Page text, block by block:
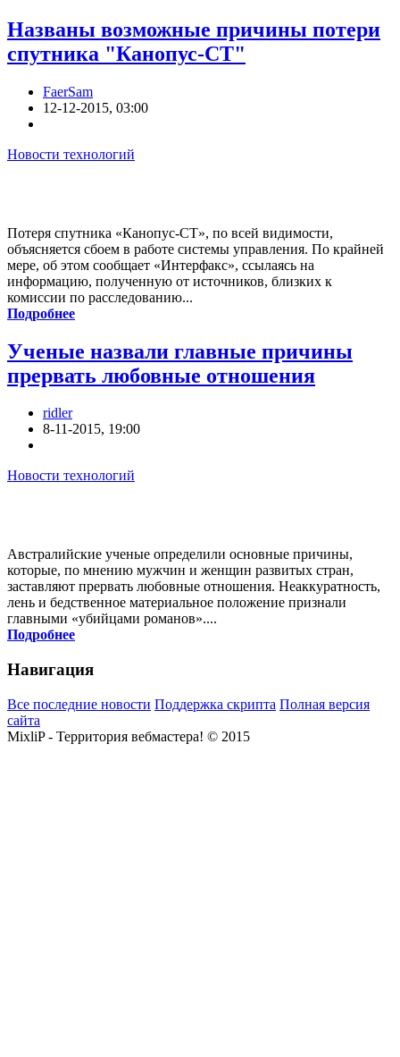
Названы возможные причины потери
спутника "Канопус-СТ"
FaerSam
12-12-2015, 03:00
Новости технологий
Потеря спутника «Канопус-СТ», по всей видимости,
объясняется сбоем в работе системы управления. По крайней
мере, об этом сообщает «Интерфакс», ссылаясь на
информацию, полученную от источников, близких к
комиссии по расследованию...
Подробнее
Ученые назвали главные причины
прервать любовные отношения
ridler
8-11-2015, 19:00
Новости технологий
Австралийские ученые определили основные причины,
которые, по мнению мужчин и женщин развитых стран,
заставляют прервать любовные отношения. Неаккуратность,
лень и бедственное материальное положение признали
главными «убийцами романов»....
Подробнее
Навигация
Все последние новости Поддержка скрипта Полная версия
сайта
MixliP - Территория вебмастера! © 2015